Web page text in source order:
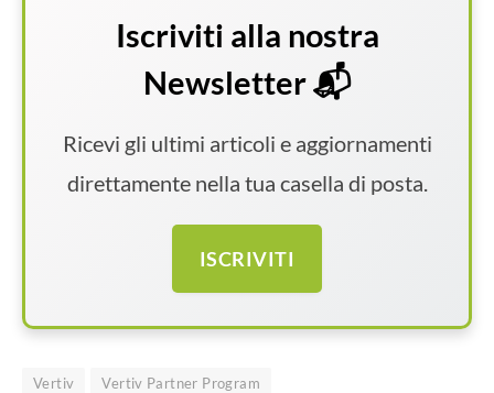
Iscriviti alla nostra
Newsletter 📬
Ricevi gli ultimi articoli e aggiornamenti
direttamente nella tua casella di posta.
ISCRIVITI
Vertiv Vertiv Partner Program